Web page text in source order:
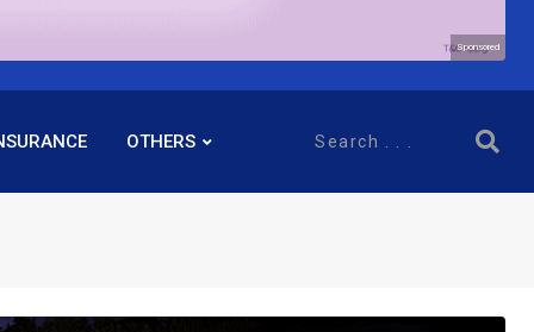
Sponsored
OTHERS